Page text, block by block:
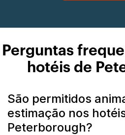
Perguntas
hotéis de
São permitidos
estimação nos
Peterborough?